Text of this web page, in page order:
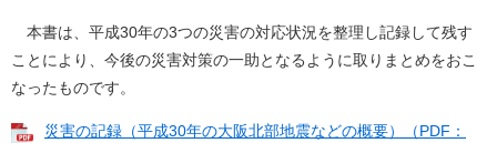
本書は、平成30年の3つの災害の対応状況を整理し記録して残す
ことにより、今後の災害対策の一助となるように取りまとめをおこ
なったものです。
災害の記録（平成30年の大阪北部地震などの概要）（PDF：